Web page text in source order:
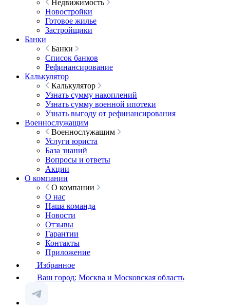
Недвижимость
Новостройки
Готовое жилье
Застройщики
Банки
Банки
Список банков
Рефинансирование
Калькулятор
Калькулятор
Узнать сумму накоплений
Узнать сумму военной ипотеки
Узнать выгоду от рефинансирования
Военнослужащим
Военнослужащим
Услуги юриста
База знаний
Вопросы и ответы
Акции
О компании
О компании
О нас
Наша команда
Новости
Отзывы
Гарантии
Контакты
Приложение
Избранное
Ваш город: Москва и Московская область